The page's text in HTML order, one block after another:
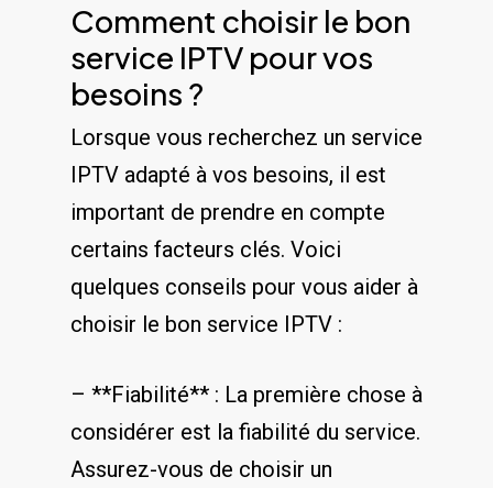
Comment ⁢choisir ‌le⁣ bon
service IPTV ⁢pour⁣ vos
besoins ?
Lorsque vous recherchez un service
IPTV adapté à vos​ besoins,‌ il est
important⁤ de prendre en compte
certains facteurs clés. ​Voici​
quelques ⁣conseils ⁣pour vous aider​ à
choisir ⁤le ⁢bon service ⁣IPTV :
– **Fiabilité** : La première chose à
​considérer est la fiabilité du ‌service.
Assurez-vous de choisir un